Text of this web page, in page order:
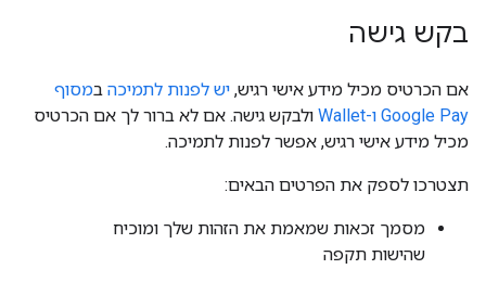
בקש גישה
אם הכרטיס מכיל מידע אישי רגיש, יש לפנות לתמיכה במסוף
Google Pay ו-Wallet
ולבקש גישה. אם לא ברור לך אם הכרטיס
מכיל מידע אישי רגיש, אפשר לפנות לתמיכה.
תצטרכו לספק את הפרטים הבאים:
מסמך זכאות שמאמת את הזהות שלך ומוכיח
שהישות תקפה